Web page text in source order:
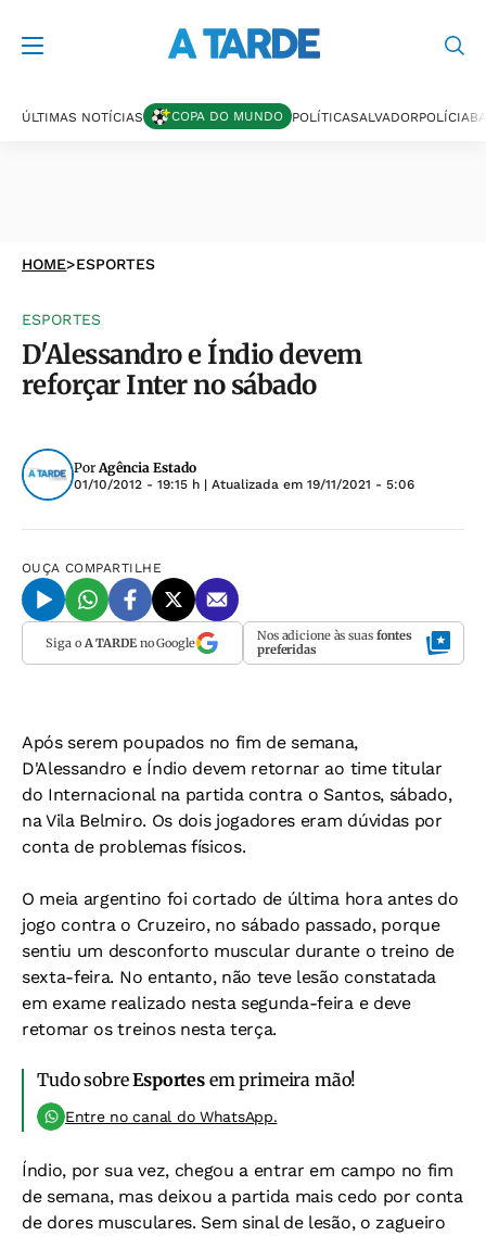
ÚLTIMAS NOTÍCIAS COPA DO MUNDO POLÍTICASALVADORPOLÍCIA
HOME>ESPORTES
ESPORTES
D'Alessandro e Índio devem
reforçar Inter no sábado
PorAgência Estado
01/10/2012 - 19:15 h | Atualizada em 19/11/2021 - 5:06
OUÇA COMPARTILHE
Siga o A TARDEno Google Nos adicione às suas fontes
preferidas
Após serem poupados no fim de semana,
D'Alessandro e Índio devem retornar ao time titular
do Internacional na partida contra o Santos, sábado,
na Vila Belmiro. Os dois jogadores eram dúvidas por
conta de problemas físicos.
O meia argentino foi cortado de última hora antes do
jogo contra o Cruzeiro, no sábado passado, porque
sentiu um desconforto muscular durante o treino de
sexta-feira. No entanto, não teve lesão constatada
em exame realizado nesta segunda-feira e deve
retomar os treinos nesta terça.
Tudo sobreEsportesem primeira mão!
Entre no canal do WhatsApp.
Índio, por sua vez, chegou a entrar em campo no fim
de semana, mas deixou a partida mais cedo por conta
de dores musculares. Sem sinal de lesão, o zagueiro